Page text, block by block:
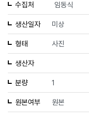
수집처 임동식
생산일자 미상
형태 사진
생산자
분량 1
원본여부 원본